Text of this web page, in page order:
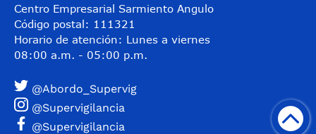
Centro Empresarial Sarmiento Angulo
Código postal: 111321
Horario de atención: Lunes a viernes
08:00 a.m. - 05:00 p.m.
@Abordo_Supervig
@Supervigilancia
@Supervigilancia